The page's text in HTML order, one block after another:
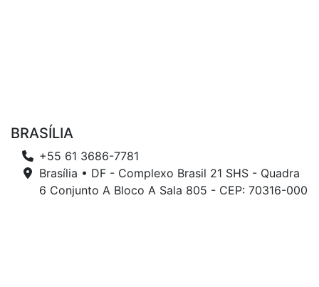
BRASÍLIA
+55 61 3686-7781
Brasília • DF - Complexo Brasil 21 SHS - Quadra
6 Conjunto A Bloco A Sala 805 - CEP: 70316-000